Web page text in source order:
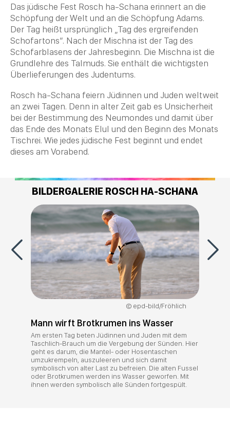
Das jüdische Fest Rosch ha-Schana erinnert an die
Schöpfung der Welt und an die Schöpfung Adams.
Der Tag heißt ursprünglich „Tag des ergreifenden
Schofartons“. Nach der Mischna ist der Tag des
Schofarblasens der Jahresbeginn. Die Mischna ist die
Grundlehre des Talmuds. Sie enthält die wichtigsten
Überlieferungen des Judentums.
Rosch ha-Schana feiern Jüdinnen und Juden weltweit
an zwei Tagen. Denn in alter Zeit gab es Unsicherheit
bei der Bestimmung des Neumondes und damit über
das Ende des Monats Elul und den Beginn des Monats
Tischrei. Wie jedes jüdische Fest beginnt und endet
dieses am Vorabend.
BILDERGALERIE ROSCH HA-SCHANA
epd-bild/Fröhlich
Mann wirft Brotkrumen ins Wasser
Am ersten Tag beten Jüdinnen und Juden mit dem
Taschlich-Brauch um die Vergebung der Sünden. Hier
geht es darum, die Mantel- oder Hosentaschen
umzukrempeln, auszuleeren und sich damit
symbolisch von alter Last zu befreien. Die alten Fussel
oder Brotkrumen werden ins Wasser geworfen. Mit
ihnen werden symbolisch alle Sünden fortgespült.